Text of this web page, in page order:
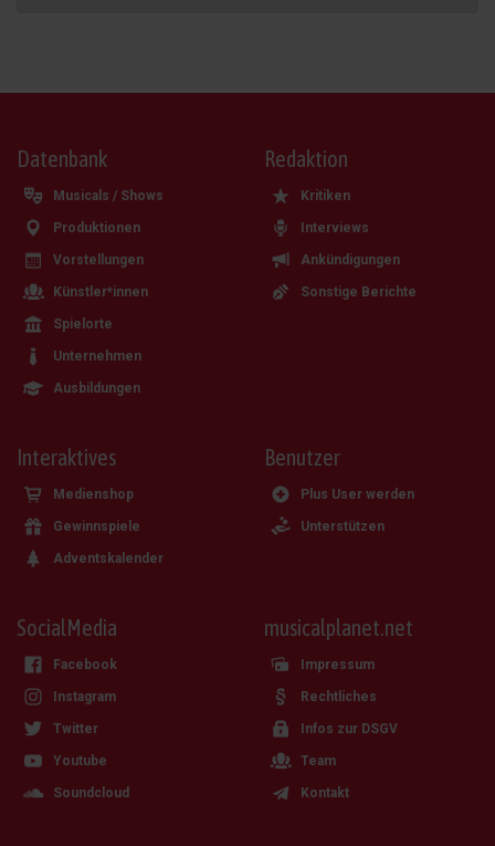
Datenbank
Musicals / Shows
Produktionen
Vorstellungen
Künstler*innen
Spielorte
Unternehmen
Ausbildungen
Redaktion
Kritiken
Interviews
Ankündigungen
Sonstige Berichte
Interaktives
Medienshop
Gewinnspiele
Adventskalender
Benutzer
Plus User werden
Unterstützen
SocialMedia
Facebook
Instagram
Twitter
Youtube
Soundcloud
musicalplanet.net
Impressum
Rechtliches
Infos zur DSGV
Team
Kontakt